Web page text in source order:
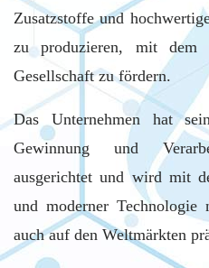
Zusatzstoffe und
zu produzieren, mit dem
Gesellschaft zu fördern.
Das Unternehmen hat
Gewinnung und
ausgerichtet und wird mit
und moderner
auch auf den Weltmärkten